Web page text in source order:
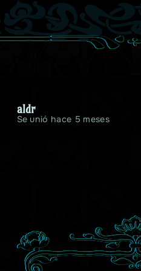
aldr
Se unió hace 5 meses